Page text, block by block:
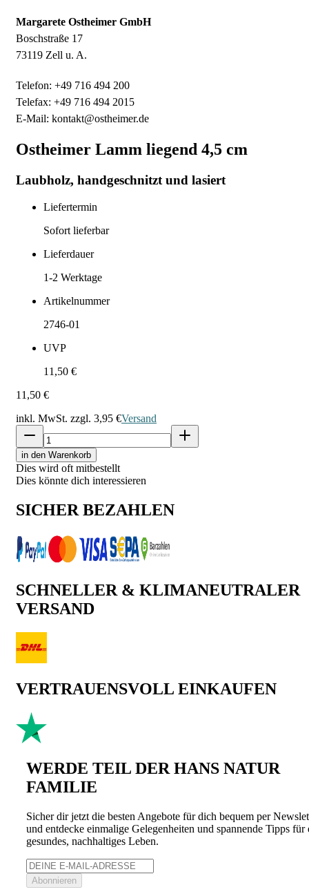
Margarete Ostheimer GmbH
Boschstraße 17
73119 Zell u. A.
Telefon: +49 716 494 200
Telefax: +49 716 494 2015
E-Mail: kontakt@ostheimer.de
Ostheimer Lamm liegend 4,5 cm
Laubholz, handgeschnitzt und lasiert
Liefertermin
Sofort lieferbar
Lieferdauer
1-2 Werktage
Artikelnummer
2746-01
UVP
11,50 €
11,50 €
inkl. MwSt. zzgl. 3,95 €Versand
in den Warenkorb
Dies wird oft mitbestellt
Dies könnte dich interessieren
SICHER BEZAHLEN
SCHNELLER & KLIMANEUTRALER
VERSAND
VERTRAUENSVOLL EINKAUFEN
WERDE TEIL DER HANS NATUR
FAMILIE
Sicher dir jetzt die besten Angebote für dich bequem per
und entdecke einmalige Gelegenheiten und spannende Tipps für
gesundes, nachhaltiges Leben.
Abonnieren